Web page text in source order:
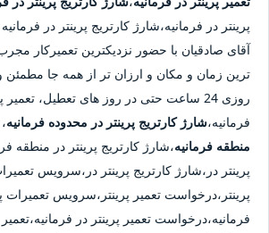
پرینتر در فرمانیه،شارژ کارتریج پرینتر در فرمانیه
آقای صادقیان با حضور نزدیکترین تعمیرکار
ترین زمان و مکان و ارزان تر از همه جا مطمئن
روزی 24 ساعت حتی در روز های تعطیل،
فرمانیه،شارژ کارتریج پرینتر در محدوده فرمانیه،
منطقه فرمانیه،شارژ کارتریج پرینتر در منطقه
پرینتر در،شارژ کارتریج پرینتر در،سرویس
پرینتر،درخواست تعمیر پرینتر،سرویس تعمیرات
فرمانیه،درخواست تعمیر پرینتر در فرمانیه،تعمیر